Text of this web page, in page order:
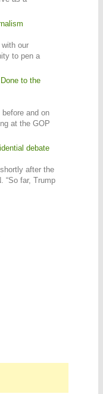
our
to pen a
to the
and on
at the GOP
debate
after the
“So far, Trump